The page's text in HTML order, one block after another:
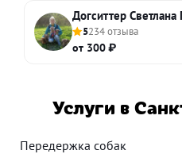
Догситтер Светлана
5234 отзыва
от 300 ₽
Услуги в
Передержка собак